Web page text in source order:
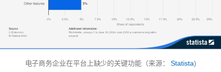
电子商务企业在平台上缺少的关键功能（来源：Statista)